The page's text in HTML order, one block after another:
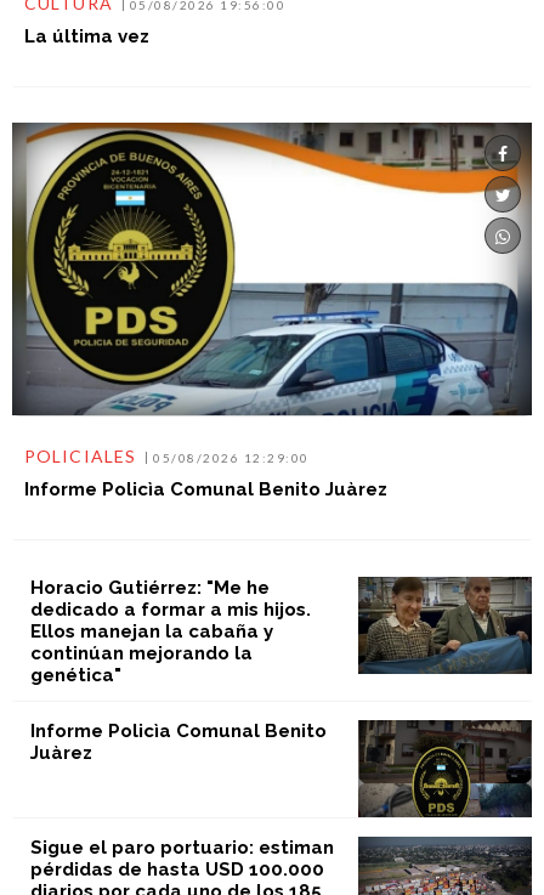
05/08/2026 19:56:00
La última vez
POLICIALES 05/08/2026 12:29:00
Informe Policìa Comunal Benito Juàrez
Horacio Gutiérrez: "Me he
dedicado a formar a mis hijos.
Ellos manejan la cabaña y
continúan mejorando la
genética"
Informe Policìa Comunal Benito
Juàrez
Sigue el paro portuario: estiman
pérdidas de hasta USD 100.000